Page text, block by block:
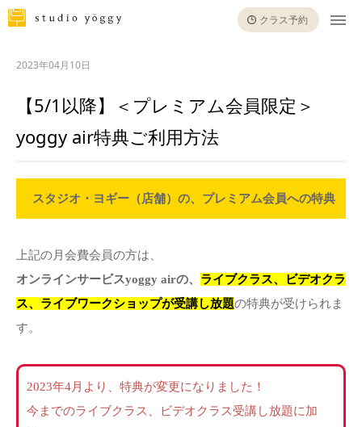
クラス予約
2023年04月10日
【5/1以降】＜プレミアム会員限定＞
yoggy air特典ご利用方法
スタジオ・ヨギー（店舗）の、プレミアム会員への特典
上記の月会費会員の方は、
オンラインサービスyoggy airの、 ライブクラス、ビデオクラ
ス、ライブワークショップが受講し放題の特典が受けられま
す。
2023年4月より、特典が変更になりました！
今までのライブクラス、ビデオクラス受講し放題に加